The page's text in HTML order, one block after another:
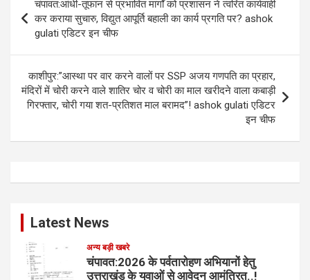
navigation
चंपावत:आंधी-तूफान से प्रभावित मार्गों को प्रशासन ने त्वरित कार्यवाही
कर कराया सुचारु, विद्युत आपूर्ति बहाली का कार्य प्रगति पर? ashok
gulati एडिटर इन चीफ
काशीपुर:”आस्था पर वार करने वालों पर SSP अजय गणपति का प्रहार,
मंदिरों में चोरी करने वाले शातिर चोर व चोरी का माल खरीदने वाला कबाड़ी
गिरफ्तार, चोरी गया शत-प्रतिशत माल बरामद”! ashok gulati एडिटर
इन चीफ
Latest News
अन्य बड़ी खबरे
चंपावत:2026 के पर्वतारोहण अभियानों हेतु
उत्तराखंड के युवाओं से आवेदन आमंत्रित..!